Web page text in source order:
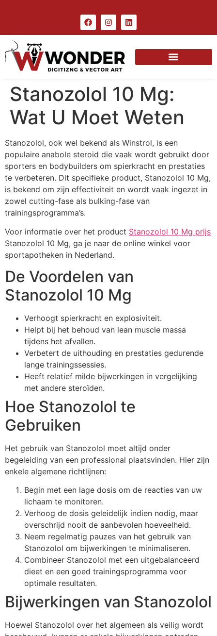
Stanozolol 10 Mg:
Wat U Moet Weten
Stanozolol, ook wel bekend als Winstrol, is een
populaire anabole steroid die vaak wordt gebruikt door
sporters en bodybuilders om spierkracht en prestaties
te verbeteren. Dit specifieke product, Stanozolol 10 Mg,
is bekend om zijn effectiviteit en wordt vaak ingezet in
zowel cutting-fase als bulking-fase van
trainingsprogramma’s.
Voor informatie over het product Stanozolol 10 Mg prijs
Stanozolol 10 Mg, ga je naar de online winkel voor
sportapotheken in Nederland.
De Voordelen van
Stanozolol 10 Mg
Verhoogt spierkracht en explosiviteit.
Helpt bij het behoud van lean muscle massa
tijdens het afvallen.
Verbetert de uithouding en prestaties gedurende
lange trainingssessies.
Heeft relatief milde bijwerkingen in vergelijking
met andere steroïden.
Hoe Stanozolol te
Gebruiken
Het gebruik van Stanozolol moet altijd onder
begeleiding van een professional plaatsvinden. Hier zijn
enkele algemene richtlijnen:
Begin met een lage dosis om de reacties van uw
lichaam te monitoren.
Verhoog de dosis geleidelijk indien nodig, maar
overschrijd nooit de aanbevolen hoeveelheid.
Neem regelmatig pauzes van het gebruik van
Stanozolol om bijwerkingen te minimaliseren.
Combineer Stanozolol met een uitgebalanceerd
dieet en een goed trainingsprogramma voor
optimale resultaten.
Bijwerkingen van Stanozolol
Hoewel Stanozolol over het algemeen als veilig wordt